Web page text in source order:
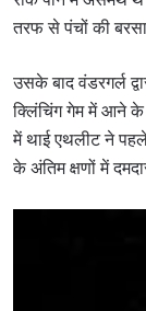
तरफ से पंचों की
उसके बाद वंडरगर्ल
क्लिंचिंग गेम में आने के
में थाई एथलीट ने
के अंतिम क्षणों में